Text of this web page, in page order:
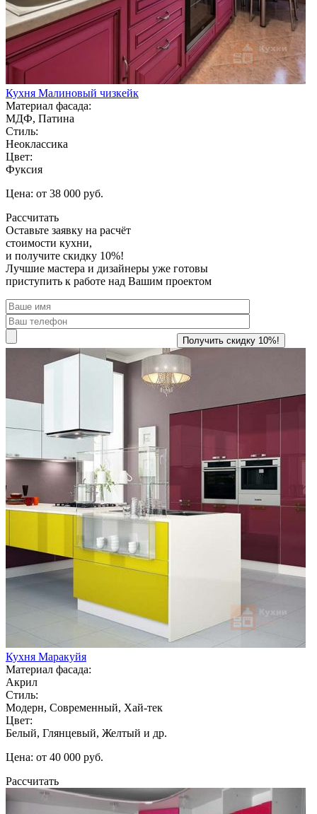
Кухня Малиновый чизкейк
Материал фасада:
МДФ, Патина
Стиль:
Неоклассика
Цвет:
Фуксия
Цена: от 38 000 руб.
Рассчитать
Оставьте заявку на расчёт
стоимости кухни,
и получите скидку 10%!
Лучшие мастера и дизайнеры уже готовы
приступить к работе над Вашим проектом
Кухня Маракуйя
Материал фасада:
Акрил
Стиль:
Модерн, Современный, Хай-тек
Цвет:
Белый, Глянцевый, Желтый и др.
Цена: от 40 000 руб.
Рассчитать